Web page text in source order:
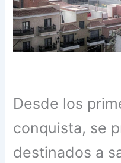
Desde los
conquista, se
destinados a